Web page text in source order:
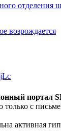
возрождается
портал
только с
активная